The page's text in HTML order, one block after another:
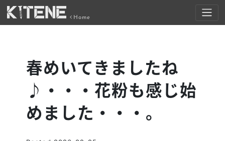
Home
春めいてきましたね
♪・・・花粉も感じ始
めました・・・。